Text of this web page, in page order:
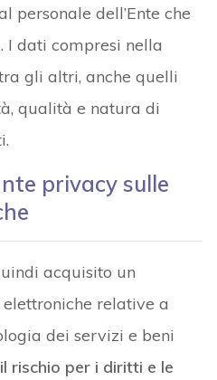
personale dell’Ente che
I dati compresi nella
gli altri, anche quelli
qualità e natura di
privacy sulle
acquisito un
relative a
dei servizi e beni
rischio per i diritti e le